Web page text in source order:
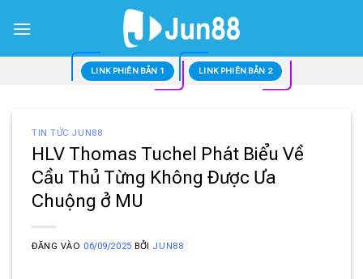
qua
LINK PHIÊN BẢN 1 LINK PHIÊN BẢN 2
TIN TỨC JUN88
HLV Thomas Tuchel Phát Biểu Về
Cầu Thủ Từng Không Được Ưa
Chuộng ở MU
ĐĂNG VÀO 06/09/2025 BỞI JUN88